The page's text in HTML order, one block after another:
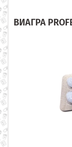
ВИАГРА